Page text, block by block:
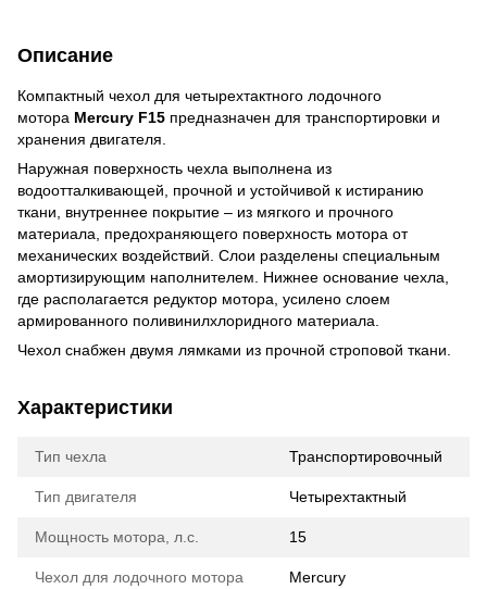
Описание
Компактный чехол для четырехтактного лодочного
мотора Mercury F15 предназначен для транспортировки и
хранения двигателя.
Наружная поверхность чехла выполнена из
водоотталкивающей, прочной и устойчивой к истиранию
ткани, внутреннее покрытие – из мягкого и прочного
материала, предохраняющего поверхность мотора от
механических воздействий. Слои разделены специальным
амортизирующим наполнителем. Нижнее основание чехла,
где располагается редуктор мотора, усилено слоем
армированного поливинилхлоридного материала.
Чехол снабжен двумя лямками из прочной строповой ткани.
Характеристики
Тип чехла Транспортировочный
Тип двигателя Четырехтактный
Мощность мотора, л.с. 15
Чехол для лодочного мотора Mercury